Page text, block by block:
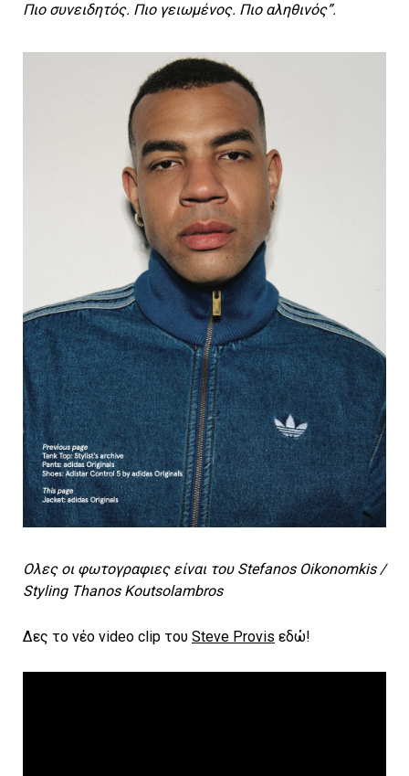
Πιο συνειδητός. Πιο γειωμένος. Πιο αληθινός”.
Ολες οι φωτογραφιες είναι του Stefanos Oikonomkis /
Styling Thanos Koutsolambros
Δες το νέο video clip του Steve Provis εδώ!